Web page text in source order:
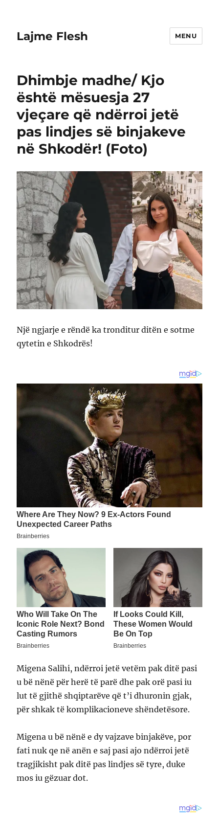
Lajme Flesh MENU
Dhimbje madhe/ Kjo
është mësuesja 27
vjeçare që ndërroi jetë
pas lindjes së binjakeve
në Shkodër! (Foto)
Një ngjarje e rëndë ka tronditur ditën e sotme
qytetin e Shkodrës!
Migena Salihi, ndërroi jetë vetëm pak ditë pasi
u bë nënë për herë të parë dhe pak orë pasi iu
lut të gjithë shqiptarëve që t’i dhuronin gjak,
për shkak të komplikacioneve shëndetësore.
Migena u bë nënë e dy vajzave binjakëve, por
fati nuk qe në anën e saj pasi ajo ndërroi jetë
tragjikisht pak ditë pas lindjes së tyre, duke
mos iu gëzuar dot.